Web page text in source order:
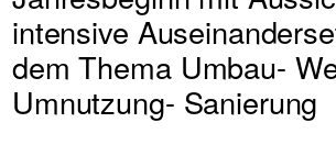
intensive
dem Thema Umbau-
Umnutzung- Sanierung